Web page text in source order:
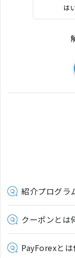
は
紹介プログラ
クーポンとは
PayForexとは